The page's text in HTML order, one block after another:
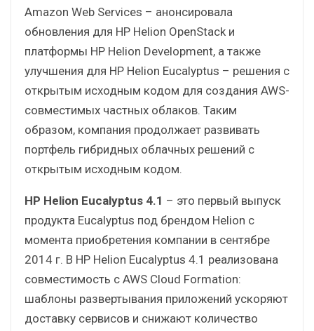
Amazon Web Services – анонсировала
обновления для HP Helion OpenStack и
платформы HP Helion Development, а также
улучшения для HP Helion Eucalyptus – решения с
открытым исходным кодом для создания AWS-
совместимых частных облаков. Таким
образом, компания продолжает развивать
портфель гибридных облачных решений с
открытым исходным кодом.
HP Helion Eucalyptus 4.1 – это первый выпуск
продукта Eucalyptus под брендом Helion с
момента приобретения компании в сентябре
2014 г. В HP Helion Eucalyptus 4.1 реализована
совместимость с AWS Cloud Formation:
шаблоны развертывания приложений ускоряют
доставку сервисов и снижают количество